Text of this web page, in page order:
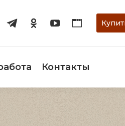
Контакты
Научная работа